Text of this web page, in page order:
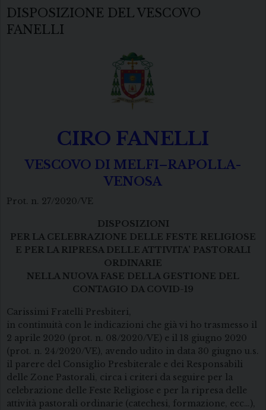
DISPOSIZIONE DEL VESCOVO
FANELLI
CIRO FANELLI
VESCOVO DI MELFI–RAPOLLA-
VENOSA
Prot. n. 27/2020/VE
DISPOSIZIONI
PER LA CELEBRAZIONE DELLE FESTE RELIGIOSE
E PER LA RIPRESA DELLE ATTIVITA’ PASTORALI
ORDINARIE
NELLA NUOVA FASE DELLA GESTIONE DEL
CONTAGIO DA COVID-19
Carissimi Fratelli Presbiteri,
in continuità con le indicazioni che già vi ho trasmesso il
2 aprile 2020 (prot. n. 08/2020/VE) e il 18 giugno 2020
(prot. n. 24/2020/VE), avendo udito in data 30 giugno u.s.
il parere del Consiglio Presbiterale e dei Responsabili
delle Zone Pastorali, circa i criteri da seguire per la
celebrazione delle Feste Religiose e per la ripresa delle
attività pastorali ordinarie (catechesi, formazione, ecc…),